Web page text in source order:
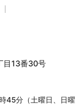
13番30号
45分（土曜日、日曜